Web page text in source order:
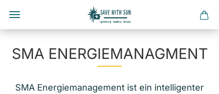
Direkt
zum
Hauptinhalt
SMA ENERGIEMANAGMENT
SMA Energiemanagement ist ein intelligenter